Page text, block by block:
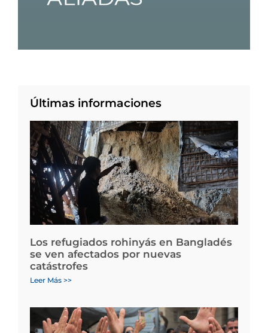
Últimas informaciones
Los refugiados rohinyás en Bangladés
se ven afectados por nuevas
catástrofes
Leer Más >>